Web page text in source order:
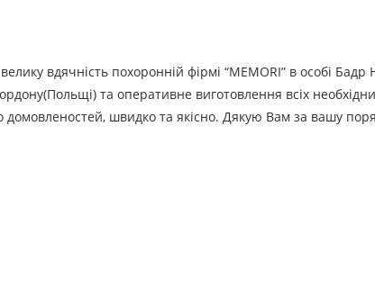
вдячність похоронній фірмі “MEMORI” в особі
та оперативне виготовлення всіх
домовленостей, швидко та якісно. Дякую Вам за вашу